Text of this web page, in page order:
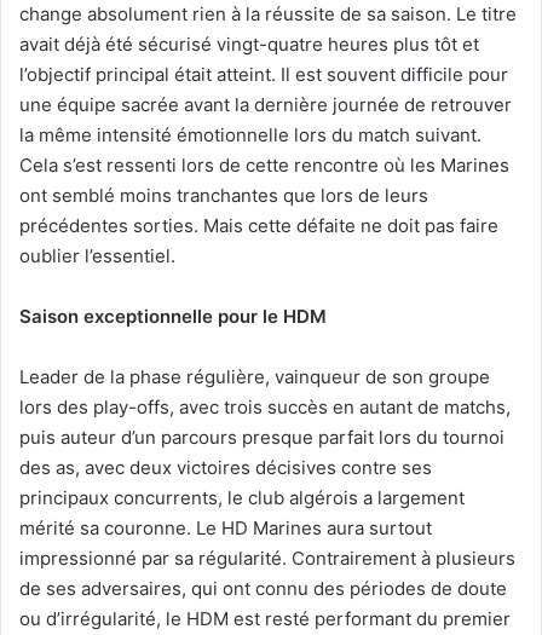
change absolument rien à la réussite de sa saison. Le titre
avait déjà été sécurisé vingt-quatre heures plus tôt et
l’objectif principal était atteint. Il est souvent difficile pour
une équipe sacrée avant la dernière journée de retrouver
la même intensité émotionnelle lors du match suivant.
Cela s’est ressenti lors de cette rencontre où les Marines
ont semblé moins tranchantes que lors de leurs
précédentes sorties. Mais cette défaite ne doit pas faire
oublier l’essentiel.
Saison exceptionnelle pour le HDM
Leader de la phase régulière, vainqueur de son groupe
lors des play-offs, avec trois succès en autant de matchs,
puis auteur d’un parcours presque parfait lors du tournoi
des as, avec deux victoires décisives contre ses
principaux concurrents, le club algérois a largement
mérité sa couronne. Le HD Marines aura surtout
impressionné par sa régularité. Contrairement à plusieurs
de ses adversaires, qui ont connu des périodes de doute
ou d’irrégularité, le HDM est resté performant du premier